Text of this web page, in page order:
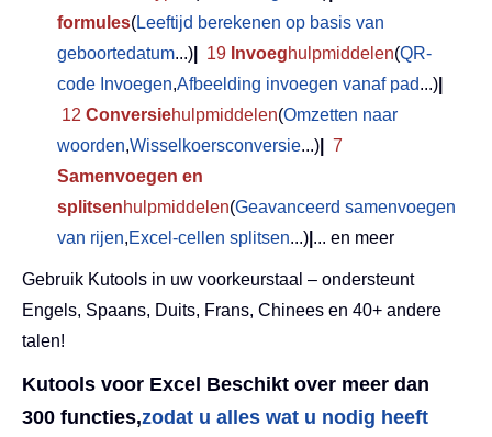
formules(Leeftijd berekenen op basis van
geboortedatum...) 19 Invoeghulpmiddelen(QR-
code Invoegen,Afbeelding invoegen vanaf pad...)
12 Conversiehulpmiddelen(Omzetten naar
woorden,Wisselkoersconversie...)
7
Samenvoegen en
splitsenhulpmiddelen(Geavanceerd samenvoegen
van rijen,Excel-cellen splitsen...) ... en meer
Gebruik Kutools in uw voorkeurstaal – ondersteunt
Engels, Spaans, Duits, Frans, Chinees en 40+ andere
talen!
Kutools voor Excel Beschikt over meer dan
300 functies,zodat u alles wat u nodig heeft